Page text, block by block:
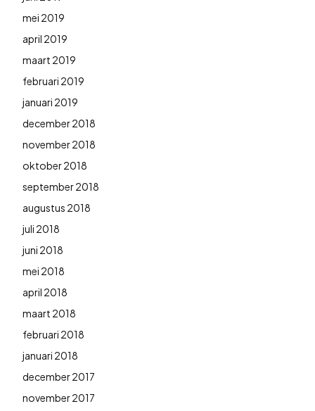
mei 2019
april 2019
maart 2019
februari 2019
januari 2019
december 2018
november 2018
oktober 2018
september 2018
augustus 2018
juli 2018
juni 2018
mei 2018
april 2018
maart 2018
februari 2018
januari 2018
december 2017
november 2017